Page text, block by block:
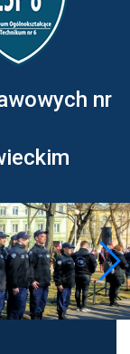
nr